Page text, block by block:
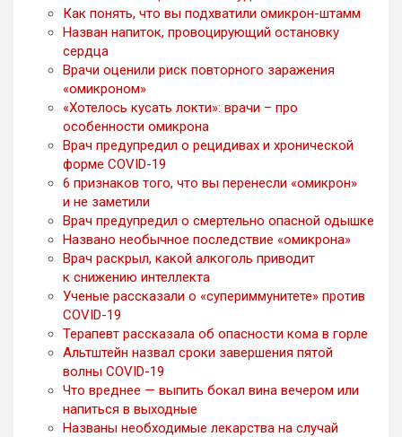
Как понять, что вы подхватили омикрон-штамм
Назван напиток, провоцирующий остановку
сердца
Врачи оценили риск повторного заражения
«омикроном»
«Хотелось кусать локти»: врачи – про
особенности омикрона
Врач предупредил о рецидивах и хронической
форме COVID-19
6 признаков того, что вы перенесли «омикрон»
и не заметили
Врач предупредил о смертельно опасной одышке
Названо необычное последствие «омикрона»
Врач раскрыл, какой алкоголь приводит
к снижению интеллекта
Ученые рассказали о «супериммунитете» против
COVID-19
Терапевт рассказала об опасности кома в горле
Альтштейн назвал сроки завершения пятой
волны COVID-19
Что вреднее — выпить бокал вина вечером или
напиться в выходные
Названы необходимые лекарства на случай